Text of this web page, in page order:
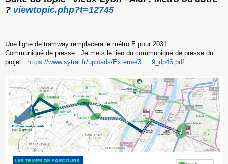
g
n
o
n
? viewtopic.php?t=12745
Une ligne de tramway remplacera le métro E pour 2031 :
Communiqué de presse : Je mets le lien du communiqué de presse du
projet : https://www.sytral.fr/uploads/Externe/3 ... 9_dp46.pdf